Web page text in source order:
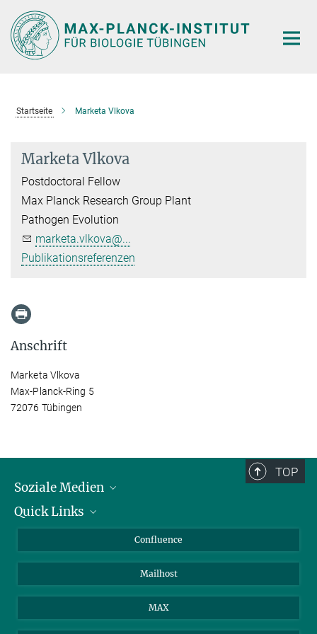
Hauptinhalt
Startseite Marketa Vlkova
Marketa Vlkova
Postdoctoral Fellow
Max Planck Research Group Plant
Pathogen Evolution
marketa.vlkova@...
Publikationsreferenzen
Anschrift
Marketa Vlkova
Max-Planck-Ring 5
72076 Tübingen
TOP
Soziale Medien
LinkedIn
Quick Links
Für Journalisten und Journalistinnen
Ihr Weg zu uns
Confluence
Mailhost
MAX